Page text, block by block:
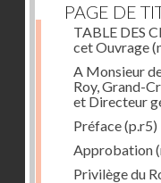
PAGE DE
TABLE DES
cet Ouvrage
A Monsieur
Roy, Grand-
et Directeur
Préface(p.r5)
Approbation
Privilège du